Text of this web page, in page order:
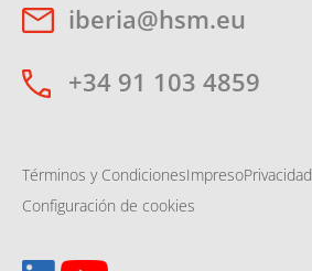
iberia@hsm.eu
+34 91 103 4859
Términos y CondicionesImpresoPrivacidad
Configuración de cookies